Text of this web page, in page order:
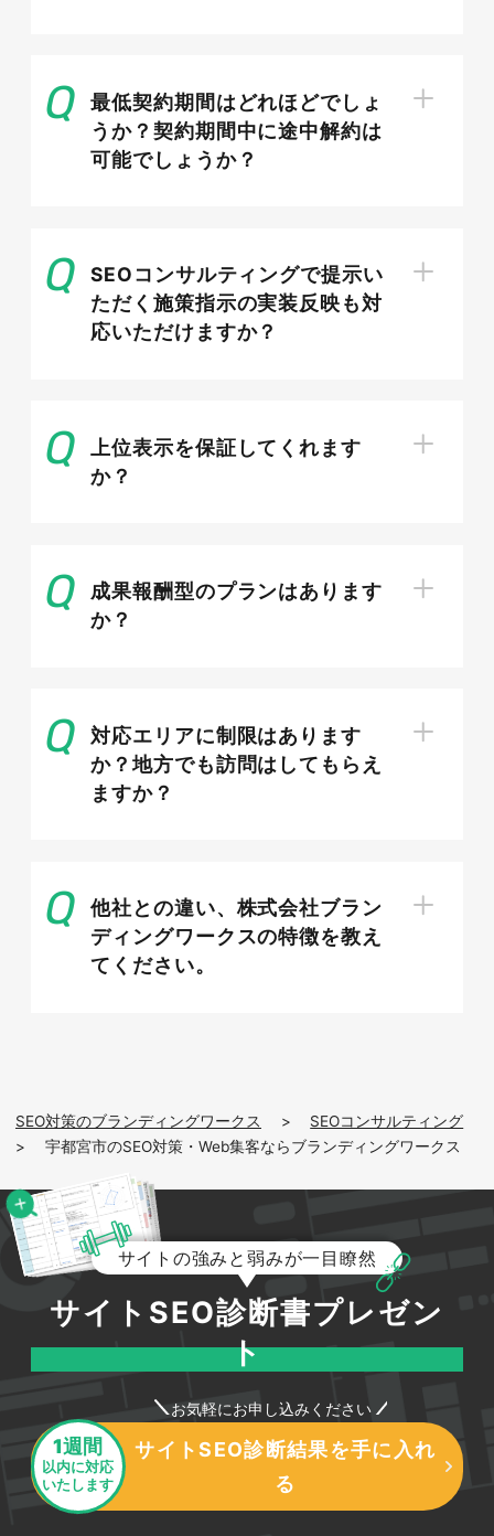
報発信することで来客を促すことができます。
自社ホームページの運用やSEO対策も集客が期待
できます。地域密着型の情報を発信したり「地域
ピールしやすくなります。
ローカルビジネス向けの有料の集客・Web集客
の方法もあります。具体的に解説します。
看板広告・チラシなどのオフラインで
の集客
ることができ、場合によってはその場での来客に
費用については、看板は屋上や壁面に設置する場
合で20万～50万円が目安です。チラシはデータ
を自作して印刷だけ格安のサービスを利用すれば
1枚数円程度です。
GoogleやYahoo!の広告などオンライ
ンでの集客
最低契約期間はどれほどでしょ
うか？契約期間中に途中解約は
可能でしょうか？
SEOコンサルティングで提示い
ただく施策指示の実装反映も対
応いただけますか？
上位表示を保証してくれます
か？
成果報酬型のプランはあります
か？
対応エリアに制限はあります
か？地方でも訪問はしてもらえ
ますか？
他社との違い、株式会社ブラン
ディングワークスの特徴を教え
てください。
SEO対策のブランディングワークス >
SEOコンサルティング
>
宇都宮市のSEO対策・Web集客ならブランディングワークス
サイトの強みと弱みが一目瞭然
サイトSEO診断書プレゼン
ト
お気軽にお申し込みください
1週間
以内に対応
いたします
サイトSEO診断結果を手に入れ
る